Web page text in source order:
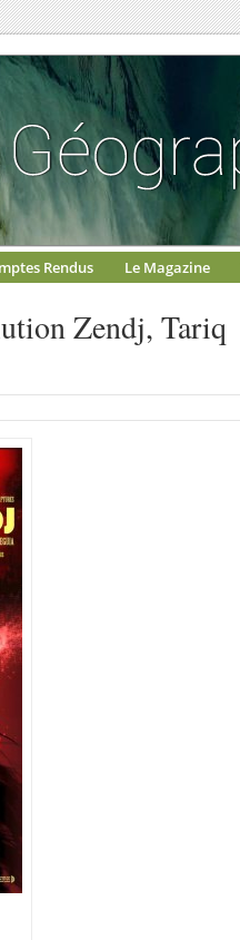
Rendus Le Magazine
Zendj, Tariq